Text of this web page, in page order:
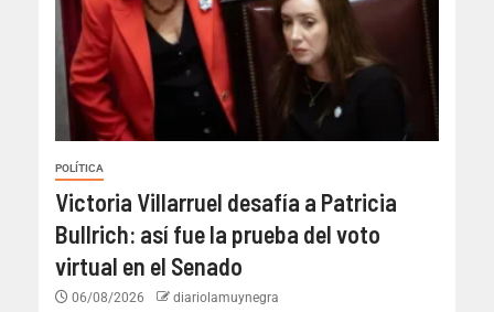
POLÍTICA
Victoria Villarruel desafía a Patricia
Bullrich: así fue la prueba del voto
virtual en el Senado
06/08/2026 diariolamuynegra